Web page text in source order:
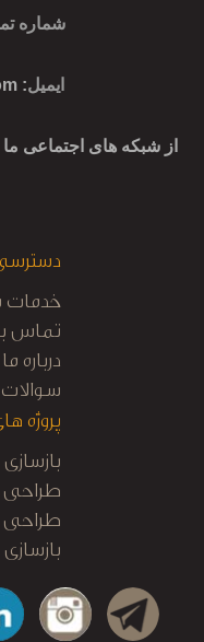
شماره
ایمیل:
از شبکه های اجتماعی ما
سئو:
خدمات
تماس
درباره ما
پروژه
طراحی
طراحی
کابینت
نظارت و